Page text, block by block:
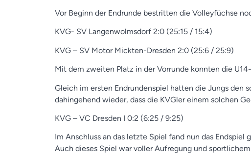
Vor Beginn der Endrunde bestritten die Volleyfüchse
KVG- SV Langenwolmsdorf 2:0 (25:15 / 15:4)
KVG – SV Motor Mickten-Dresden 2:0 (25:6 / 25:9)
Mit dem zweiten Platz in der Vorrunde konnten die
Gleich im ersten Endrundenspiel hatten die Jungs den
dahingehend wieder, dass die KVGler einem solchen
KVG – VC Dresden I 0:2 (6:25 / 9:25)
Im Anschluss an das letzte Spiel fand nun das
Auch dieses Spiel war voller Aufregung und